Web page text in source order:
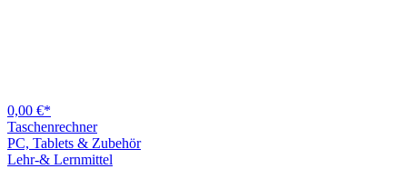
0,00 €*
Taschenrechner
PC, Tablets & Zubehör
Lehr-& Lernmittel